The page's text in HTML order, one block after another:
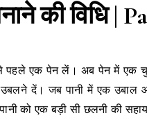
की विधि |
पहले एक पेन लें। अब पेन में एक
दें। जब पानी में एक उबाल
को एक बड़ी सी छलनी की